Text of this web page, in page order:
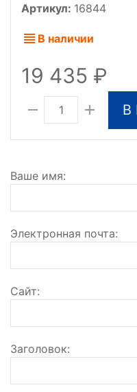
Артикул: 16844
В наличии
19 435
В
Ваше имя
Электронная почта
Сайт
Заголовок